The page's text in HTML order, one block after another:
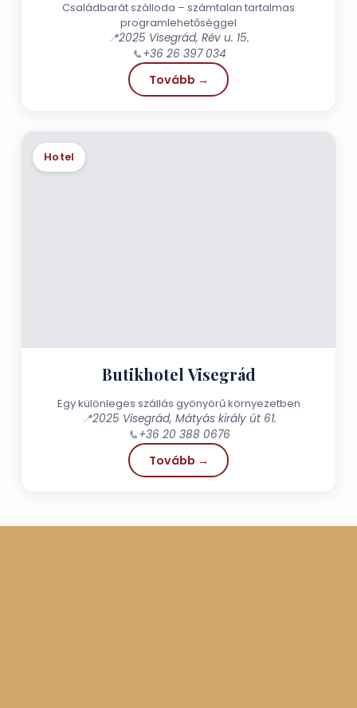
Családbarát szálloda – számtalan tartalmas
programlehetőséggel
📍2025 Visegrád, Rév u. 15.
📞+36 26 397 034
Tovább →
Hotel
Butikhotel Visegrád
Egy különleges szállás gyönyörű környezetben
📍2025 Visegrád, Mátyás király út 61.
📞+36 20 388 0676
Tovább →